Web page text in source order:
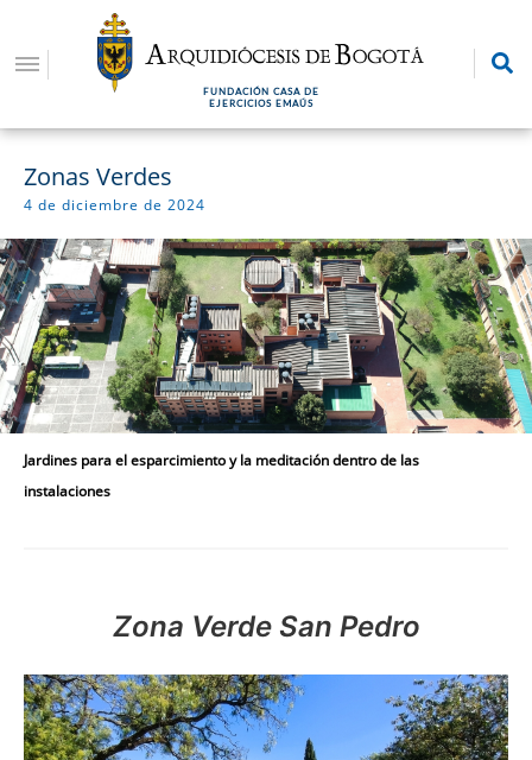
contenido
FUNDACIÓN CASA DE
EJERCICIOS EMAÚS
Zonas Verdes
4 de diciembre de 2024
Jardines para el esparcimiento y la meditación dentro de las
instalaciones
Zona Verde San Pedro
Imagen